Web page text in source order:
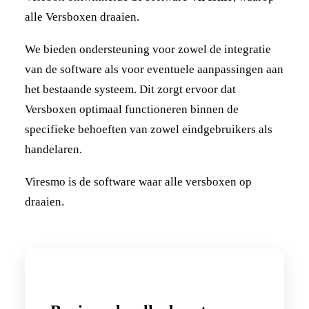
alle Versboxen draaien.
We bieden ondersteuning voor zowel de integratie
van de software als voor eventuele aanpassingen aan
het bestaande systeem. Dit zorgt ervoor dat
Versboxen optimaal functioneren binnen de
specifieke behoeften van zowel eindgebruikers als
handelaren.
Viresmo is de software waar alle versboxen op
draaien.